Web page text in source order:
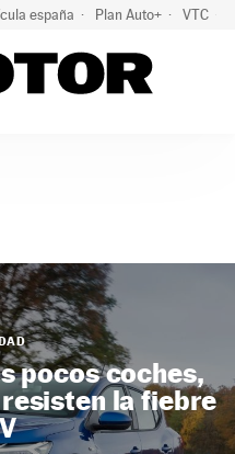
españa Plan Auto+ VTC
pocos coches,
la fiebre